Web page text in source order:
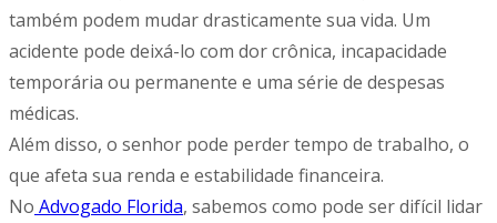
também podem mudar drasticamente sua vida. Um
acidente pode deixá-lo com dor crônica, incapacidade
temporária ou permanente e uma série de despesas
médicas.
Além disso, o senhor pode perder tempo de trabalho, o
que afeta sua renda e estabilidade financeira.
No Advogado Florida, sabemos como pode ser difícil lidar